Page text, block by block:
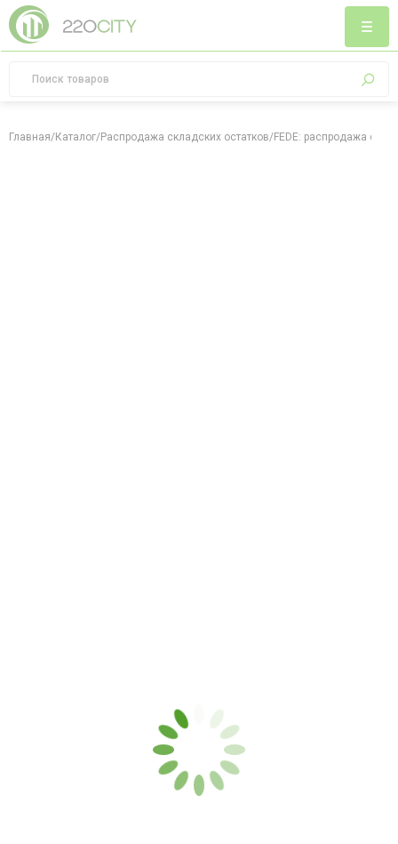
Главная/Каталог/Распродажа складских остатков/FEDE: распродажа